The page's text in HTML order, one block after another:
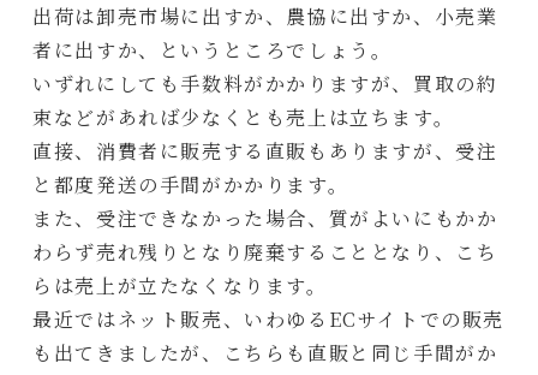
出荷は卸売市場に出すか、農協に出すか、小売業
者に出すか、というところでしょう。
いずれにしても手数料がかかりますが、買取の約
束などがあれば少なくとも売上は立ちます。
直接、消費者に販売する直販もありますが、受注
と都度発送の手間がかかります。
また、受注できなかった場合、質がよいにもかか
わらず売れ残りとなり廃棄することとなり、こち
らは売上が立たなくなります。
最近ではネット販売、いわゆるECサイトでの販売
も出てきましたが、こちらも直販と同じ手間がか